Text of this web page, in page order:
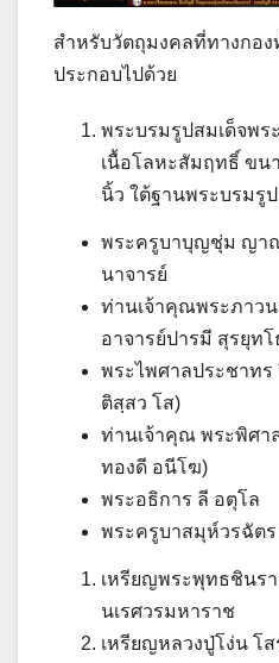
สำหรับวัตถุมงคลที่ทางกอ
ประกอบไปด้วย
พระบรมรูปสมเด็จพร
เนื้อโลหะสัมฤทธิ์ ขน
นิ้ว ใต้ฐานพระบรมรู
พระครูบาบุญชุ่ม ญา
นาจารย์
ท่านเจ้าคุณพระภาวน
อาจารย์ปารมี สุรยุทโ
พระไพศาลประชาท
ติสฺสว โส)
ท่านเจ้าคุณ พระพิศา
ทองดี อนีโฆ)
พระอธิการ ลี อตุโล
พระครูบาสมุห์วรฉัต
เหรียญพระพุทธชินร
นเรศวรมหาราช
เหรียญหลวงปู่โง่น โ